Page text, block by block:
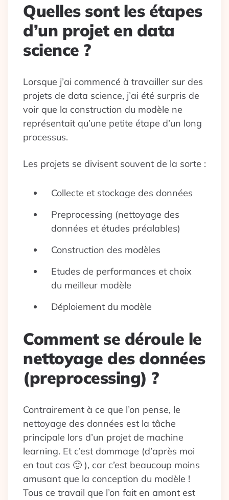
Quelles sont les étapes
d’un projet en data
science ?
Lorsque j’ai commencé à travailler sur des
projets de data science, j’ai été surpris de
voir que la construction du modèle ne
représentait qu’une petite étape d’un long
processus.
Les projets se divisent souvent de la sorte :
Collecte et stockage des données
Preprocessing (nettoyage des
données et études préalables)
Construction des modèles
Etudes de performances et choix
du meilleur modèle
Déploiement du modèle
Comment se déroule le
nettoyage des données
(preprocessing) ?
Contrairement à ce que l’on pense, le
nettoyage des données est la tâche
principale lors d’un projet de machine
learning. Et c’est dommage (d’après moi
en tout cas 🙂 ), car c’est beaucoup moins
amusant que la conception du modèle !
Tous ce travail que l’on fait en amont est